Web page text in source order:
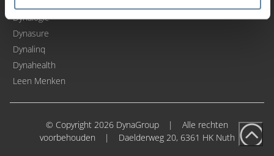
Dynalogic
Dynasure
Dynalinq
Dynahealth
Leen Menken
© Copyright 2026 DynaGroup |
Alle rechten
voorbehouden
| Daelderweg 20, 6361 HK Nuth